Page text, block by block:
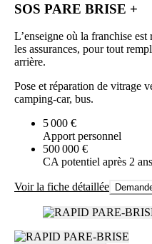
SOS PARE BRISE +
L’enseigne où la franchise
les assurances, pour tout
arrière.
Pose et réparation de vitrage
camping-car, bus.
5 000 €
Apport personnel
500 000 €
CA potentiel après 2 ans
Voir la fiche détaillée